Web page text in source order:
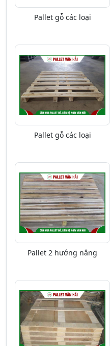
Pallet gỗ các loại
Pallet gỗ các loại
Pallet 2 hướng nâng